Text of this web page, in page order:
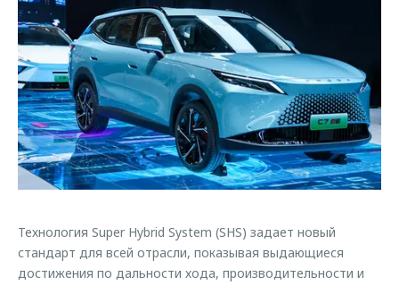
Страхование
Кредитный калькулятор
Аксессуары
Одежда и сувениры
Оригинальные аксессуары
Запчасти
Калькулятор трейд-ин
Клиентская поддержка
O&J Автоклуб
Клуб владельцев OMODA
Приложение O&J
Аксессуары
Одежда и сувениры
Запчасти
Обратная связь
Технология Super Hybrid System (SHS) задает новый
стандарт для всей отрасли, показывая выдающиеся
достижения по дальности хода, производительности и